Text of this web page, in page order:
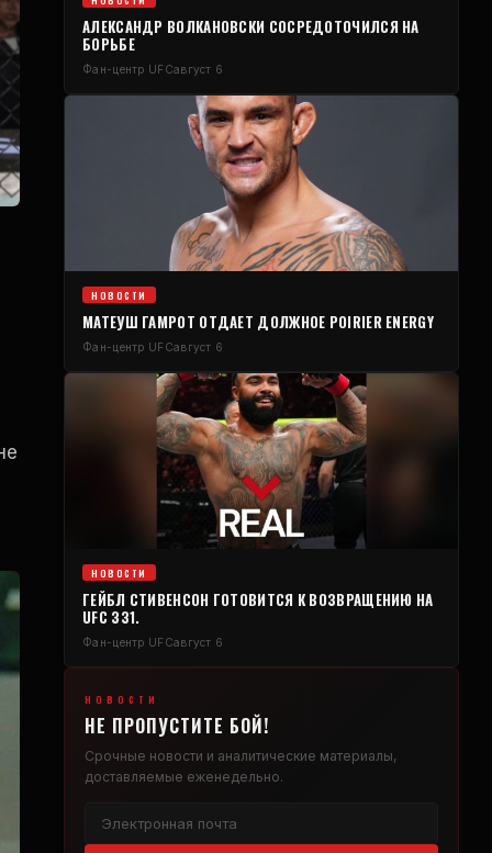
АЛЕКСАНДР ВОЛКАНОВСКИ СОСРЕДОТОЧИЛСЯ НА
БОРЬБЕ
Фан-центр UFCавгуст 6
НОВОСТИ
МАТЕУШ ГАМРОТ ОТДАЕТ ДОЛЖНОЕ POIRIER ENERGY
Фан-центр UFCавгуст 6
НОВОСТИ
ГЕЙБЛ СТИВЕНСОН ГОТОВИТСЯ К ВОЗВРАЩЕНИЮ НА
UFC 331.
Фан-центр UFCавгуст 6
НОВОСТИ
НЕ ПРОПУСТИТЕ БОЙ!
Срочные новости и аналитические материалы,
доставляемые еженедельно.